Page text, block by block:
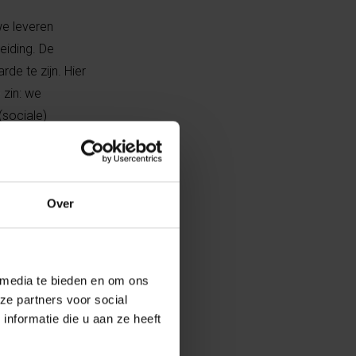
Over
te bieden en om ons
partners voor social
die u aan ze heeft
leveren
De
te zijn. Hier
we
van
bij Kind